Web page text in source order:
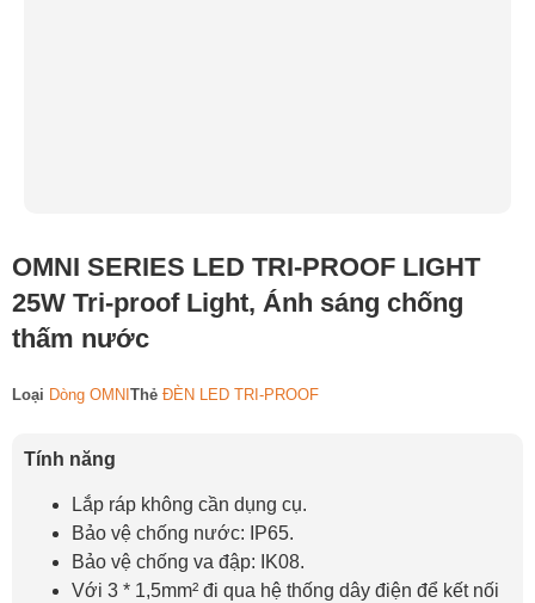
OMNI SERIES LED TRI-PROOF LIGHT
25W Tri-proof Light, Ánh sáng chống
thấm nước
Loại Dòng OMNIThẻ ĐÈN LED TRI-PROOF
Tính năng
Lắp ráp không cần dụng cụ.
Bảo vệ chống nước: IP65.
Bảo vệ chống va đập: IK08.
Với 3 * 1,5mm² đi qua hệ thống dây điện để kết nối